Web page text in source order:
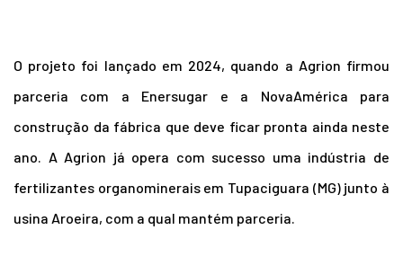
O projeto foi lançado em 2024, quando a Agrion firmou
parceria com a Enersugar e a NovaAmérica para
construção da fábrica que deve ficar pronta ainda neste
ano. A Agrion já opera com sucesso uma indústria de
fertilizantes organominerais em Tupaciguara (MG) junto à
usina Aroeira, com a qual mantém parceria.